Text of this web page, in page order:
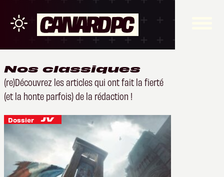
Nos classiques
(re)Découvrez les articles qui ont fait la fierté
(et la honte parfois) de la rédaction !
Dossier